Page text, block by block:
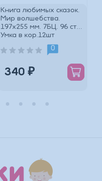
Книга любимых сказок.
Мир волшебства.
197х255 мм. 7БЦ. 96 стр.
Умка в кор.12шт
0
340 ₽